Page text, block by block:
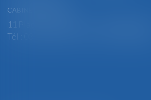
CABINET PRINCIPAL
11 Place Edmond Henry - 88000
Tél : 03 29 82 29 04 - Fax : 03 29 64 06 84